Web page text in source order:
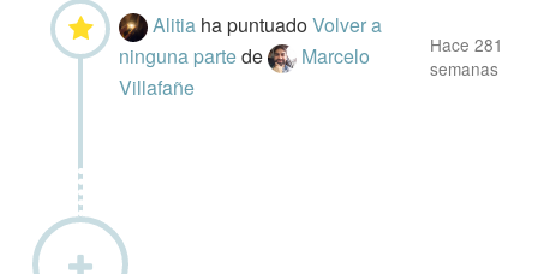
Alitia ha puntuadoVolver a
ninguna partede
Marcelo
Villafañe
Hace 281
semanas